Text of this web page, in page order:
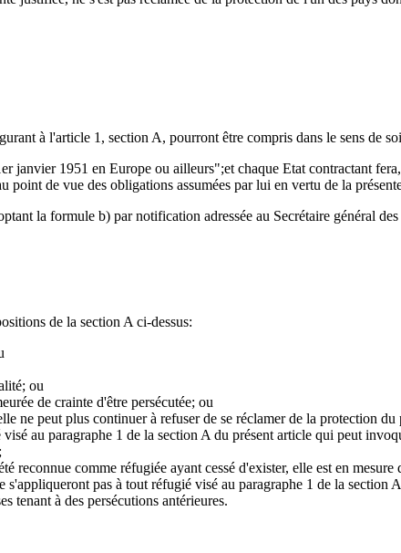
à l'article 1, section A, pourront être compris dans le sens de
1951 en Europe ou ailleurs";et chaque Etat contractant
de vue des obligations assumées par lui en vertu de la
la formule b) par notification adressée au Secrétaire général
de la section A ci-dessus:
ou
de crainte d'être persécutée; ou
ne peut plus continuer à refuser de se réclamer de la protection
au paragraphe 1 de la section A du présent article qui peut
reconnue comme réfugiée ayant cessé d'exister, elle est en
pas à tout réfugié visé au paragraphe 1 de la section
tenant à des persécutions antérieures.